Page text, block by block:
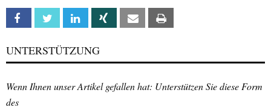
Facebook Twitter Linkedin Xing Email
UNTERSTÜTZUNG
Wenn Ihnen unser Artikel gefallen hat: Unterstützen Sie diese Form
des